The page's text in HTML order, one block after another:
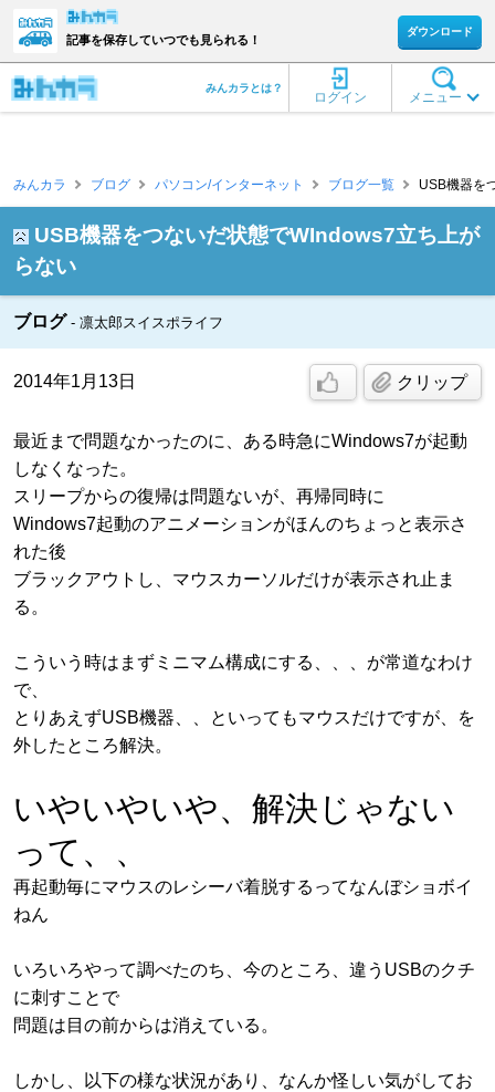
記事を保存していつでも見られる！
ダウンロード
メニュー
ログイン
みんカラとは？
みんカラ ブログ パソコン/インターネット ブログ一覧 USB機器を
USB機器をつないだ状態でWIndows7立ち上が
らない
ブログ 凛太郎スイスポライフ
2014年1月13日 クリップ
最近まで問題なかったのに、ある時急にWindows7が起動
しなくなった。
スリープからの復帰は問題ないが、再帰同時に
Windows7起動のアニメーションがほんのちょっと表示さ
れた後
ブラックアウトし、マウスカーソルだけが表示され止ま
る。
こういう時はまずミニマム構成にする、、、が常道なわけ
で、
とりあえずUSB機器、、といってもマウスだけですが、を
外したところ解決。
いやいやいや、解決じゃない
って、、
再起動毎にマウスのレシーバ着脱するってなんぼショボイ
ねん
いろいろやって調べたのち、今のところ、違うUSBのクチ
に刺すことで
問題は目の前からは消えている。
しかし、以下の様な状況があり、なんか怪しい気がしてお